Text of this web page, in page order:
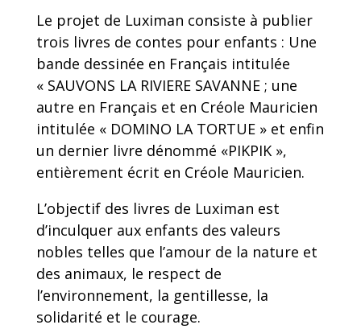
Le projet de Luximan consiste à publier
trois livres de contes pour enfants : Une
bande dessinée en Français intitulée
« SAUVONS LA RIVIERE SAVANNE ; une
autre en Français et en Créole Mauricien
intitulée « DOMINO LA TORTUE » et enfin
un dernier livre dénommé «PIKPIK »,
entièrement écrit en Créole Mauricien.
L’objectif des livres de Luximan est
d’inculquer aux enfants des valeurs
nobles telles que l’amour de la nature et
des animaux, le respect de
l’environnement, la gentillesse, la
solidarité et le courage.